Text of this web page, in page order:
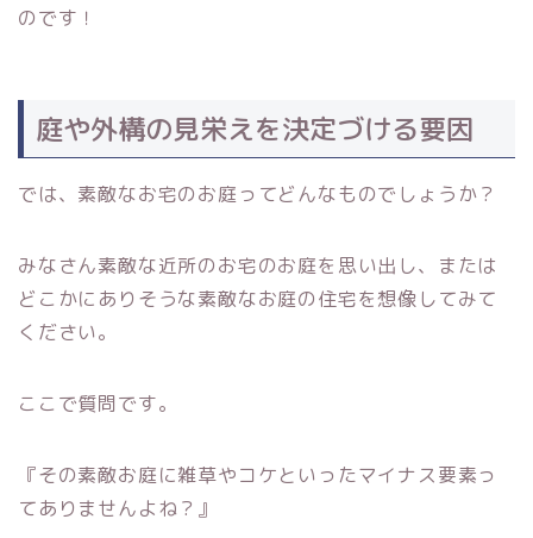
のです！
庭や外構の見栄えを決定づける要因
では、素敵なお宅のお庭ってどんなものでしょうか？
みなさん素敵な近所のお宅のお庭を思い出し、または
どこかにありそうな素敵なお庭の住宅を想像してみて
ください。
ここで質問です。
『その素敵お庭に雑草やコケといったマイナス要素っ
てありませんよね？』